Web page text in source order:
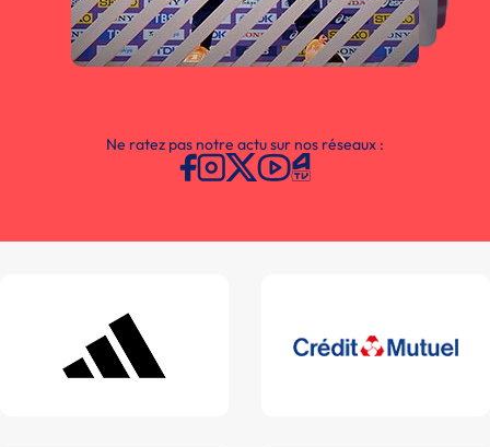
Ne ratez pas notre actu sur nos réseaux :